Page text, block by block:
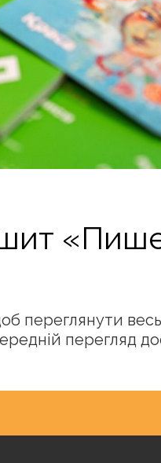
переглянути
перегляд